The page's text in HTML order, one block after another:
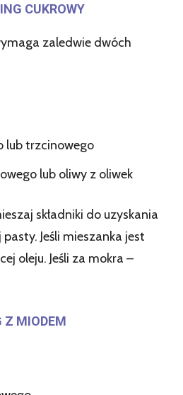
CUKROWY
zaledwie dwóch
lub trzcinowego
lub oliwy z oliwek
składniki do uzyskania
Jeśli mieszanka jest
oleju. Jeśli za mokra –
Z MIODEM